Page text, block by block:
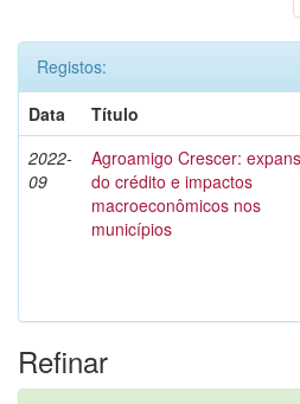
Registos:
Data
Título
2022-
09
Agroamigo Crescer:
do crédito e impactos
macroeconômicos nos
municípios
Refinar